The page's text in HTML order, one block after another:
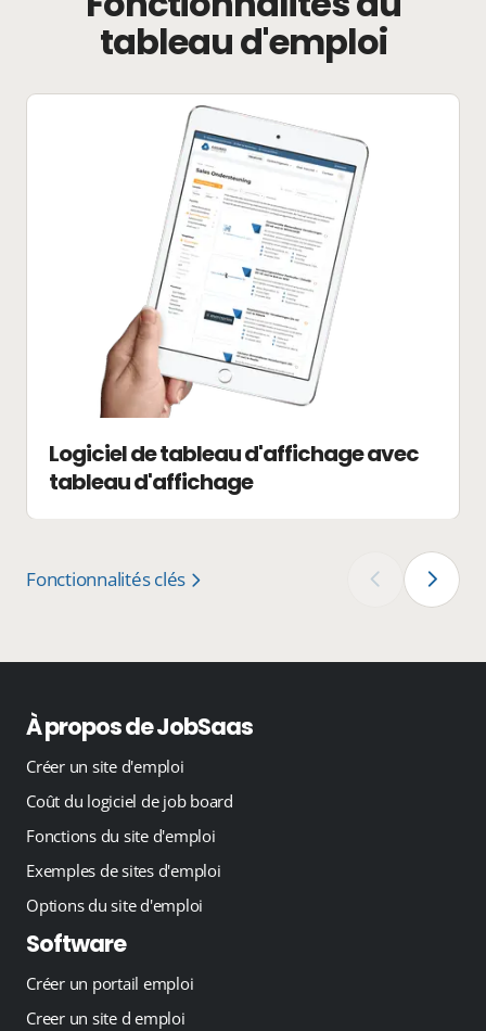
tableau d'emploi
Logiciel de tableau d'affichage avec
tableau d'affichage
Fonctionnalités clés ‹ ›
À propos de JobSaas
Créer un site d'emploi
Coût du logiciel de job board
Fonctions du site d'emploi
Exemples de sites d'emploi
Options du site d'emploi
Software
Créer un portail emploi
Creer un site d emploi